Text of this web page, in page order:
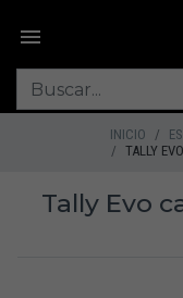
INICIO
TALLY
Tally Evo